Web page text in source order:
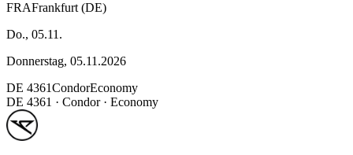
FRAFrankfurt (DE)
Do., 05.11.
Donnerstag, 05.11.2026
DE 4361CondorEconomy
DE 4361 · Condor· Economy